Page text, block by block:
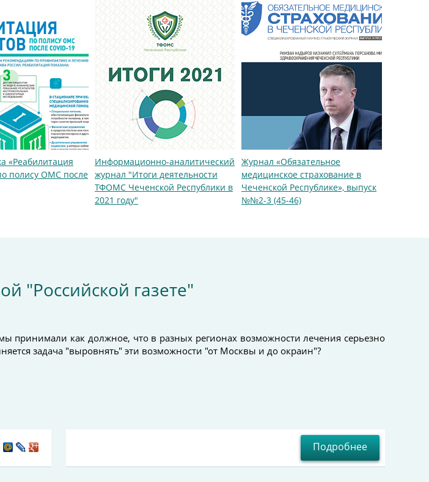
«Реабилитация
полису ОМС после
Информационно-аналитический
журнал "Итоги деятельности
ТФОМС Чеченской Республики в
2021 году"
Журнал «Обязательное
медицинское страхование в
Чеченской Республике», выпуск
№№2-3 (45-46)
"Российской газете"
принимали как должное, что в разных регионах возможности лечения серьезно
задача "выровнять" эти возможности "от Москвы и до окраин"?
Подробнее